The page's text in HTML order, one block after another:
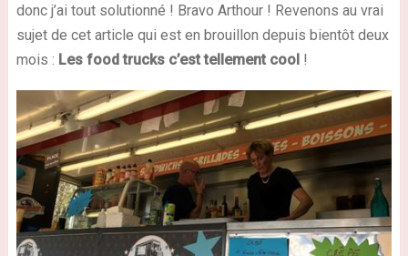
donc j’ai tout solutionné ! Bravo Arthour ! Revenons au vrai
sujet de cet article qui est en brouillon depuis bientôt deux
mois : Les food trucks c’est tellement cool!